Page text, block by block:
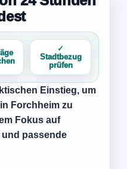
✓
Stadtbezug
prüfen
Einstieg, um
Forchheim zu
Fokus auf
passende